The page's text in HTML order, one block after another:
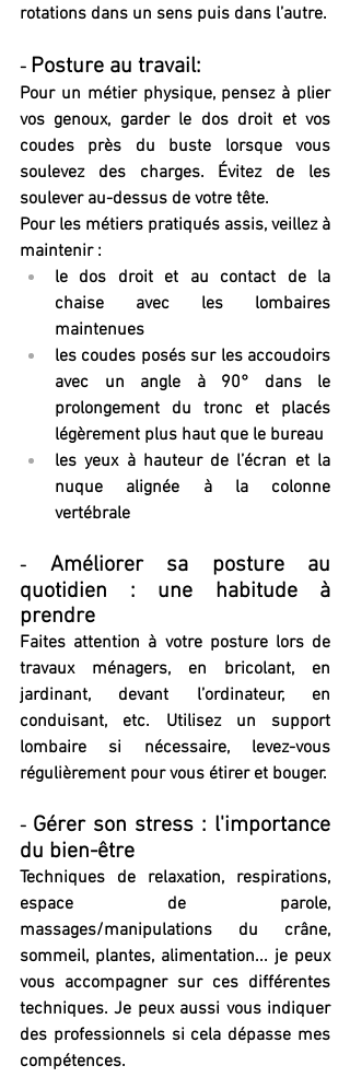
rotations dans un sens puis dans l’autre.
- Posture au travail:
Pour un métier physique, pensez à plier
vos genoux, garder le dos droit et vos
coudes près du buste lorsque vous
soulevez des charges. Évitez de les
soulever au-dessus de votre tête.
Pour les métiers pratiqués assis, veillez à
maintenir :
le dos droit et au contact de la
chaise avec les lombaires
maintenues
les coudes posés sur les accoudoirs
avec un angle à 90° dans le
prolongement du tronc et placés
légèrement plus haut que le bureau
les yeux à hauteur de l’écran et la
nuque alignée à la colonne
vertébrale
- Améliorer sa posture au
quotidien : une habitude à
prendre
Faites attention à votre posture lors de
travaux ménagers, en bricolant, en
jardinant, devant l’ordinateur, en
conduisant, etc. Utilisez un support
lombaire si nécessaire, levez-vous
régulièrement pour vous étirer et bouger.
- Gérer son stress : l'importance
du bien-être
Techniques de relaxation, respirations,
espace de parole,
massages/manipulations du crâne,
sommeil, plantes, alimentation... je peux
vous accompagner sur ces différentes
techniques. Je peux aussi vous indiquer
des professionnels si cela dépasse mes
compétences.